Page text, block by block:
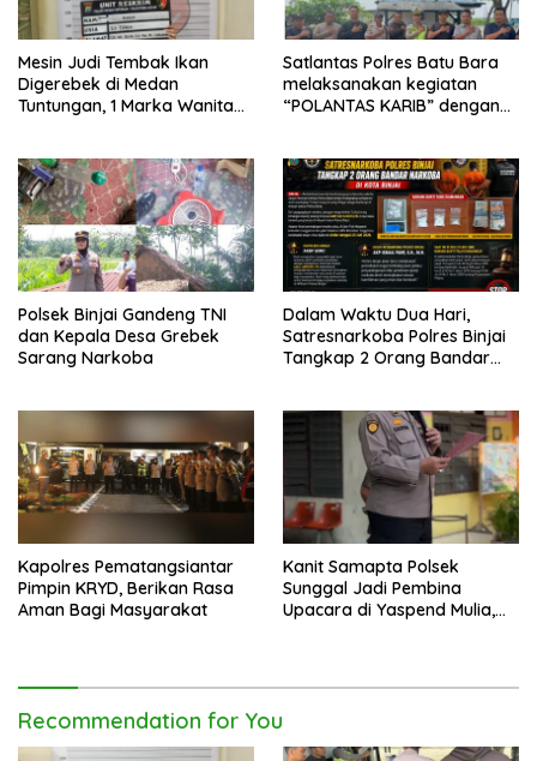
Mesin Judi Tembak Ikan
Digerebek di Medan
Tuntungan, 1 Marka Wanita
Satlantas Polres Batu Bara
melaksanakan kegiatan
“POLANTAS KARIB” dengan
Polsek Binjai Gandeng TNI
dan Kepala Desa Grebek
Sarang Narkoba
Dalam Waktu Dua Hari,
Satresnarkoba Polres Binjai
Tangkap 2 Orang Bandar
Kapolres Pematangsiantar
Pimpin KRYD, Berikan Rasa
Aman Bagi Masyarakat
Kanit Samapta Polsek
Sunggal Jadi Pembina
Upacara di Yaspend Mulia,
Recommendation for You